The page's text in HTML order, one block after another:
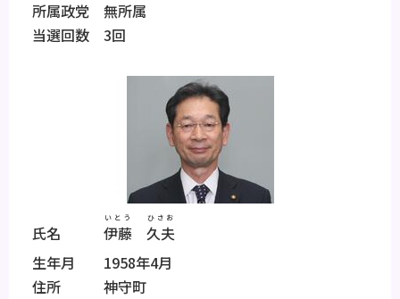
所属政党 無所属
当選回数 3回
氏名 伊藤
いとう
久夫
ひさお
生年月 1958年4月
住所 神守町